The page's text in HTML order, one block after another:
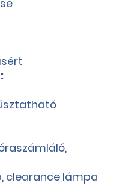
clearance lámpa